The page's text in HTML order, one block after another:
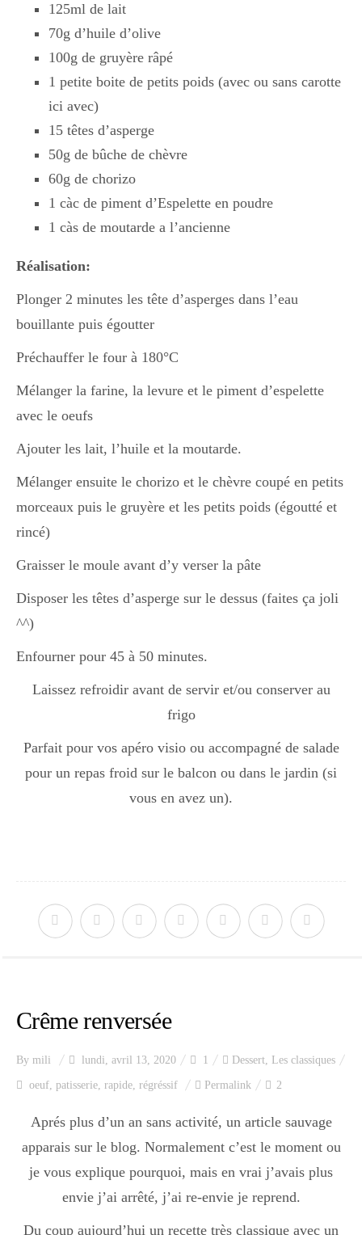
125ml de lait
70g d’huile d’olive
100g de gruyère râpé
1 petite boite de petits poids (avec ou sans carotte
ici avec)
15 têtes d’asperge
50g de bûche de chèvre
60g de chorizo
1 càc de piment d’Espelette en poudre
1 càs de moutarde a l’ancienne
Réalisation:
Plonger 2 minutes les tête d’asperges dans l’eau
bouillante puis égoutter
Préchauffer le four à 180°C
Mélanger la farine, la levure et le piment d’espelette
avec le oeufs
Ajouter les lait, l’huile et la moutarde.
Mélanger ensuite le chorizo et le chèvre coupé en petits
morceaux puis le gruyère et les petits poids (égoutté et
rincé)
Graisser le moule avant d’y verser la pâte
Disposer les têtes d’asperge sur le dessus (faites ça joli
^^)
Enfourner pour 45 à 50 minutes.
Laissez refroidir avant de servir et/ou conserver au
frigo
Parfait pour vos apéro visio ou accompagné de salade
pour un repas froid sur le balcon ou dans le jardin (si
vous en avez un).
Crême renversée
By mili lundi, avril 13, 2020 1 Dessert, Les classiques
oeuf, patisserie, rapide, régréssif Permalink 2
Aprés plus d’un an sans activité, un article sauvage
apparais sur le blog. Normalement c’est le moment ou
je vous explique pourquoi, mais en vrai j’avais plus
envie j’ai arrêté, j’ai re-envie je reprend.
Du coup aujourd’hui un recette très classique avec un